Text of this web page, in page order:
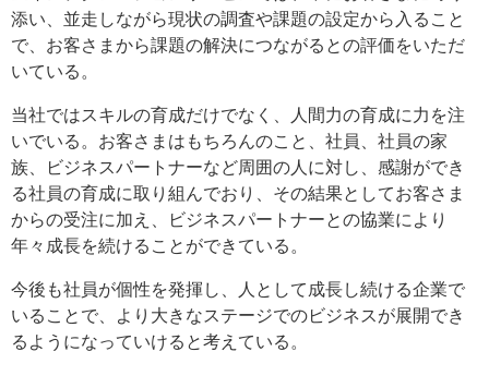
添い、並走しながら現状の調査や課題の設定から入ること
で、お客さまから課題の解決につながるとの評価をいただ
いている。
当社ではスキルの育成だけでなく、人間力の育成に力を注
いでいる。お客さまはもちろんのこと、社員、社員の家
族、ビジネスパートナーなど周囲の人に対し、感謝ができ
る社員の育成に取り組んでおり、その結果としてお客さま
からの受注に加え、ビジネスパートナーとの協業により
年々成長を続けることができている。
今後も社員が個性を発揮し、人として成長し続ける企業で
いることで、より大きなステージでのビジネスが展開でき
るようになっていけると考えている。